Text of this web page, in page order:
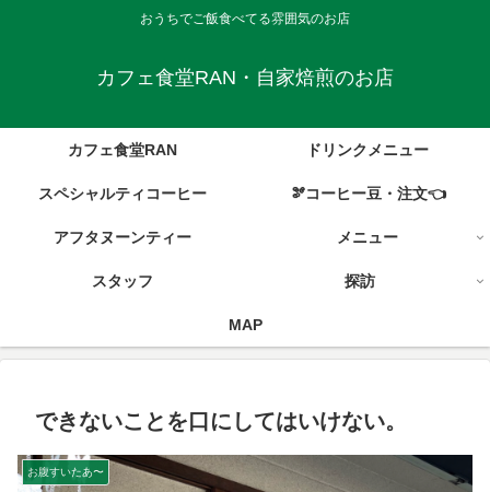
おうちでご飯食べてる雰囲気のお店
カフェ食堂RAN・自家焙煎のお店
カフェ食堂RAN ドリンクメニュー
スペシャルティコーヒー 🫘コーヒー豆・注文👈
アフタヌーンティー メニュー
スタッフ 探訪
MAP
できないことを口にしてはいけない。
お腹すいたあ〜